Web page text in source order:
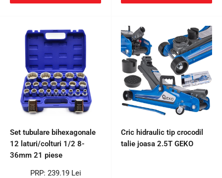
Set tubulare bihexagonale
12 laturi/colturi 1/2 8-
36mm 21 piese
Preț
PRP: 239.19 Lei
Cric hidraulic tip crocodil
talie joasa 2.5T GEKO